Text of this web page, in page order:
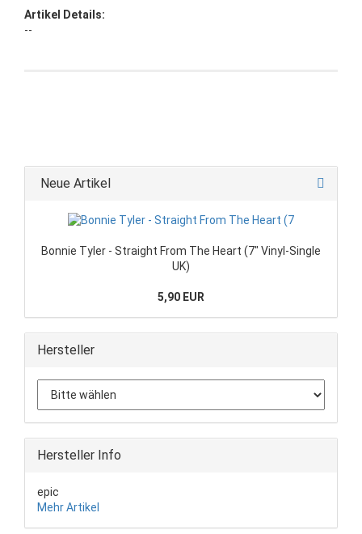
Artikel Details:
--
Neue Artikel
Bonnie Tyler - Straight From The Heart (7" Vinyl-Single
UK)
5,90 EUR
Hersteller
Hersteller Info
epic
Mehr Artikel